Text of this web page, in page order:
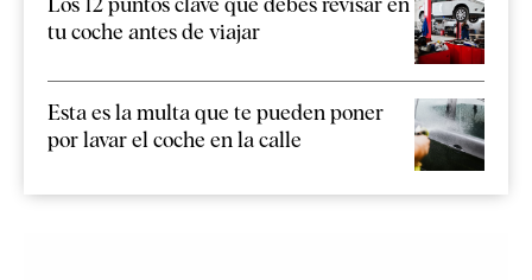
tu coche antes de viajar
Esta es la multa que te pueden poner
por lavar el coche en la calle